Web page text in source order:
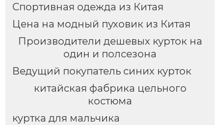
Спортивная одежда из Китая
Цена на модный пуховик из Китая
Производители дешевых курток на
один и полсезона
Ведущий покупатель синих курток
китайская фабрика цельного
костюма
куртка для мальчика